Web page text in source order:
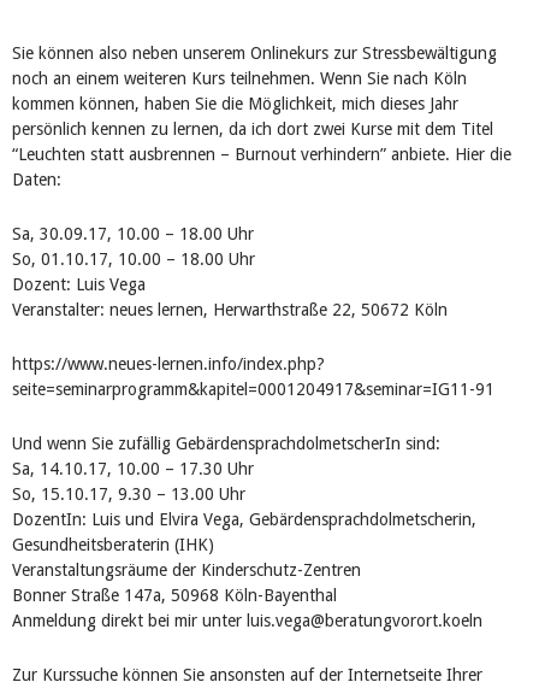
Sie können also neben unserem Onlinekurs zur Stressbewältigung
noch an einem weiteren Kurs teilnehmen. Wenn Sie nach Köln
kommen können, haben Sie die Möglichkeit, mich dieses Jahr
persönlich kennen zu lernen, da ich dort zwei Kurse mit dem Titel
“Leuchten statt ausbrennen – Burnout verhindern” anbiete. Hier die
Daten:
Sa, 30.09.17, 10.00 – 18.00 Uhr
So, 01.10.17, 10.00 – 18.00 Uhr
Dozent: Luis Vega
Veranstalter: neues lernen, Herwarthstraße 22, 50672 Köln
https://www.neues-lernen.info/index.php?
seite=seminarprogramm&kapitel=0001204917&seminar=IG11-91
Und wenn Sie zufällig GebärdensprachdolmetscherIn sind:
Sa, 14.10.17, 10.00 – 17.30 Uhr
So, 15.10.17, 9.30 – 13.00 Uhr
DozentIn: Luis und Elvira Vega, Gebärdensprachdolmetscherin,
Gesundheitsberaterin (IHK)
Veranstaltungsräume der Kinderschutz-Zentren
Bonner Straße 147a, 50968 Köln-Bayenthal
Anmeldung direkt bei mir unter luis.vega@beratungvorort.koeln
Zur Kurssuche können Sie ansonsten auf der Internetseite Ihrer